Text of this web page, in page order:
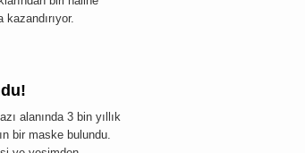
alanında 3 bin yıllık
bir maske bulundu.